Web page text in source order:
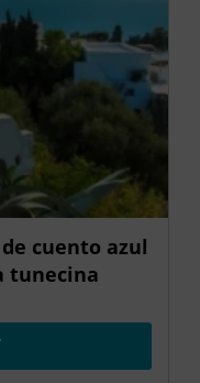
cuento azul
tunecina